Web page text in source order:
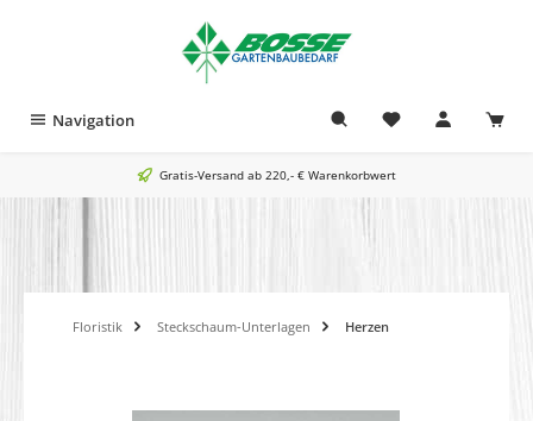
Navigation
Gratis-Versand ab 220,- € Warenkorbwert
Floristik Steckschaum-Unterlagen Herzen